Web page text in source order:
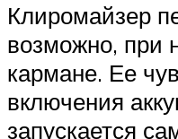
Клиромайзер
возможно, при
кармане. Ее
включения
запускается